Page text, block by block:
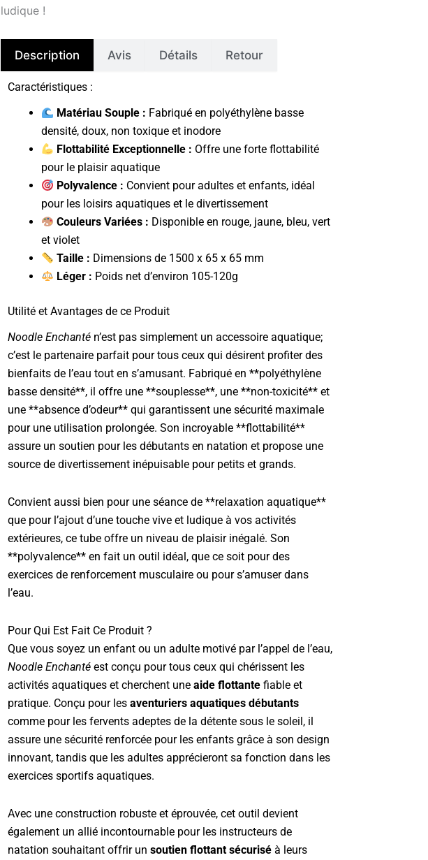
ludique !
Description Avis Détails Retour
Caractéristiques :
Matériau Souple : Fabriqué en polyéthylène basse
densité, doux, non toxique et inodore
Flottabilité Exceptionnelle : Offre une forte flottabilité
pour le plaisir aquatique
Polyvalence : Convient pour adultes et enfants, idéal
pour les loisirs aquatiques et le divertissement
Couleurs Variées : Disponible en rouge, jaune, bleu, vert
et violet
Taille : Dimensions de 1500 x 65 x 65 mm
Léger : Poids net d’environ 105-120g
Utilité et Avantages de ce Produit
Noodle Enchanté n’est pas simplement un accessoire aquatique;
c’est le partenaire parfait pour tous ceux qui désirent profiter des
bienfaits de l’eau tout en s’amusant. Fabriqué en **polyéthylène
basse densité**, il offre une **souplesse**, une **non-toxicité** et
une **absence d’odeur** qui garantissent une sécurité maximale
pour une utilisation prolongée. Son incroyable **flottabilité**
assure un soutien pour les débutants en natation et propose une
source de divertissement inépuisable pour petits et grands.
Convient aussi bien pour une séance de **relaxation aquatique**
que pour l’ajout d’une touche vive et ludique à vos activités
extérieures, ce tube offre un niveau de plaisir inégalé. Son
**polyvalence** en fait un outil idéal, que ce soit pour des
exercices de renforcement musculaire ou pour s’amuser dans
l’eau.
Pour Qui Est Fait Ce Produit ?
Que vous soyez un enfant ou un adulte motivé par l’appel de l’eau,
Noodle Enchanté est conçu pour tous ceux qui chérissent les
activités aquatiques et cherchent une aide flottante fiable et
pratique. Conçu pour les aventuriers aquatiques débutants
comme pour les fervents adeptes de la détente sous le soleil, il
assure une sécurité renforcée pour les enfants grâce à son design
innovant, tandis que les adultes apprécieront sa fonction dans les
exercices sportifs aquatiques.
Avec une construction robuste et éprouvée, cet outil devient
également un allié incontournable pour les instructeurs de
natation souhaitant offrir un soutien flottant sécurisé à leurs